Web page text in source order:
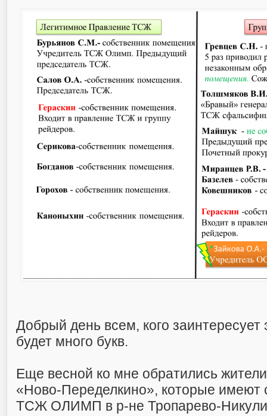
Добрый день всем, кого заинтересует
будет много букв.
Еще весной ко мне обратились
«Ново-Переделкино», которые имеют
ТСЖ ОЛИМП в р-не Тропарево-